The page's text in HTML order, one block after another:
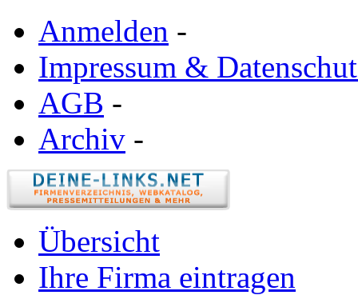
Anmelden -
Impressum &
AGB -
Archiv -
Übersicht
Ihre Firma eintragen